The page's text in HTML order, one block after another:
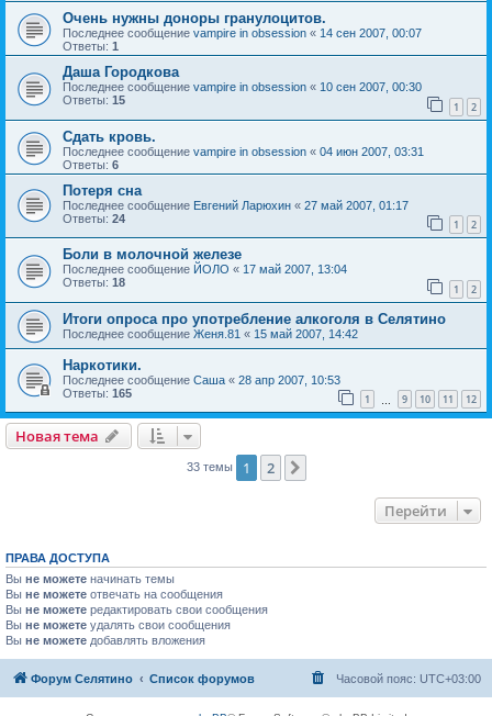
Очень нужны доноры гранулоцитов.
Последнее сообщение vampire in obsession « 14 сен 2007, 00:07
Ответы: 1
Даша Городкова
Последнее сообщение vampire in obsession « 10 сен 2007, 00:30
Ответы: 15 1 2
Сдать кровь.
Последнее сообщение vampire in obsession « 04 июн 2007, 03:31
Ответы: 6
Потеря сна
Последнее сообщение Евгений Ларюхин « 27 май 2007, 01:17
Ответы: 24 1 2
Боли в молочной железе
Последнее сообщение ЙОЛО « 17 май 2007, 13:04
Ответы: 18 1 2
Итоги опроса про употребление алкоголя в Селятино
Последнее сообщение Женя.81 « 15 май 2007, 14:42
Наркотики.
Последнее сообщение Саша « 28 апр 2007, 10:53
Ответы: 165 1 9 10 11 12
Новая тема
33 темы 1 2
Перейти
ПРАВА ДОСТУПА
Вы не можете начинать темы
Вы не можете отвечать на сообщения
Вы не можете редактировать свои сообщения
Вы не можете удалять свои сообщения
Вы не можете добавлять вложения
Форум Селятино Список форумов Часовой пояс: UTC+03:00